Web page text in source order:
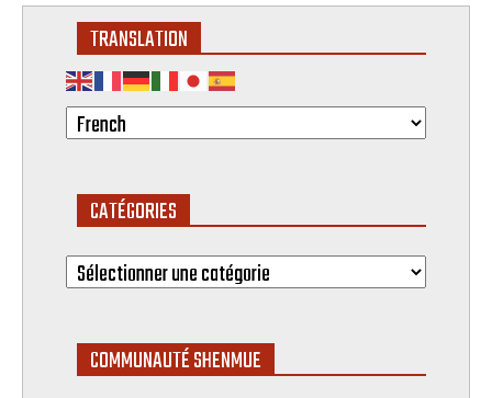
TRANSLATION
CATÉGORIES
Catégories
COMMUNAUTÉ SHENMUE